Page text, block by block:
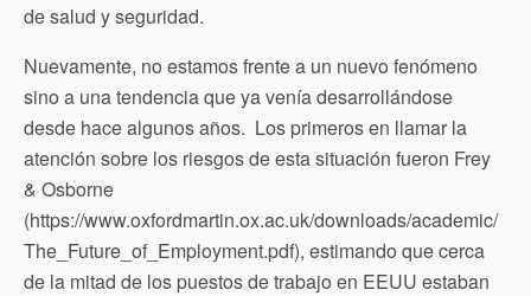
de salud y seguridad.
Nuevamente, no estamos frente a un nuevo fenómeno
sino a una tendencia que ya venía desarrollándose
desde hace algunos años. Los primeros en llamar la
atención sobre los riesgos de esta situación fueron Frey
& Osborne
(https://www.oxfordmartin.ox.ac.uk/downloads/academic/
The_Future_of_Employment.pdf), estimando que cerca
de la mitad de los puestos de trabajo en EEUU estaban